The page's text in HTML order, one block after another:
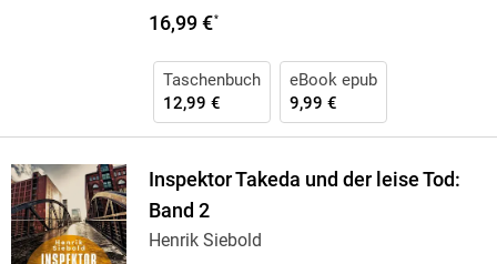
16,99 €*
Taschenbuch
12,99 €
eBook epub
9,99 €
Inspektor Takeda und der leise Tod:
Band 2
Henrik Siebold